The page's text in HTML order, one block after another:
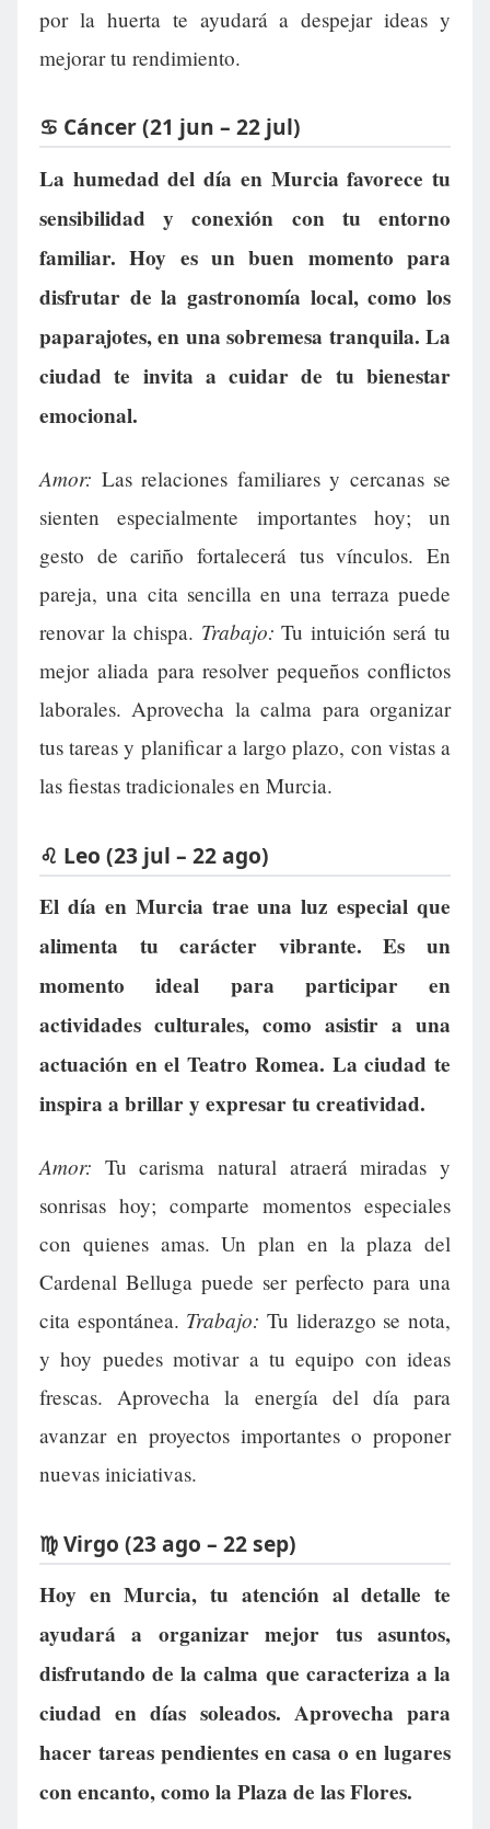
por la huerta te ayudará a despejar ideas y
mejorar tu rendimiento.
♋ Cáncer (21 jun – 22 jul)
La humedad del día en Murcia favorece tu
sensibilidad y conexión con tu entorno
familiar. Hoy es un buen momento para
disfrutar de la gastronomía local, como los
paparajotes, en una sobremesa tranquila. La
ciudad te invita a cuidar de tu bienestar
emocional.
Amor: Las relaciones familiares y cercanas se
sienten especialmente importantes hoy; un
gesto de cariño fortalecerá tus vínculos. En
pareja, una cita sencilla en una terraza puede
renovar la chispa. Trabajo: Tu intuición será tu
mejor aliada para resolver pequeños conflictos
laborales. Aprovecha la calma para organizar
tus tareas y planificar a largo plazo, con vistas a
las fiestas tradicionales en Murcia.
♌ Leo (23 jul – 22 ago)
El día en Murcia trae una luz especial que
alimenta tu carácter vibrante. Es un
momento ideal para participar en
actividades culturales, como asistir a una
actuación en el Teatro Romea. La ciudad te
inspira a brillar y expresar tu creatividad.
Amor: Tu carisma natural atraerá miradas y
sonrisas hoy; comparte momentos especiales
con quienes amas. Un plan en la plaza del
Cardenal Belluga puede ser perfecto para una
cita espontánea. Trabajo: Tu liderazgo se nota,
y hoy puedes motivar a tu equipo con ideas
frescas. Aprovecha la energía del día para
avanzar en proyectos importantes o proponer
nuevas iniciativas.
♍ Virgo (23 ago – 22 sep)
Hoy en Murcia, tu atención al detalle te
ayudará a organizar mejor tus asuntos,
disfrutando de la calma que caracteriza a la
ciudad en días soleados. Aprovecha para
hacer tareas pendientes en casa o en lugares
con encanto, como la Plaza de las Flores.